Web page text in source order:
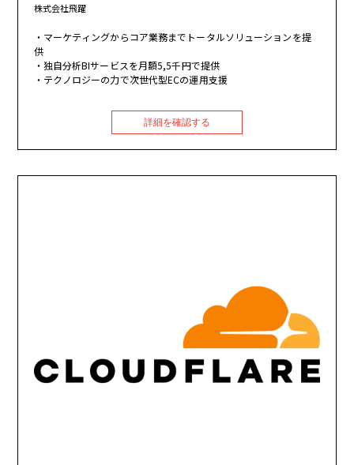
株式会社飛躍
マーケティングからコア業務までトータルソリューションを提
供
独自分析BIサービスを月額5,5千円で提供
テクノロジーの力で次世代型ECの運用支援
詳細を確認する